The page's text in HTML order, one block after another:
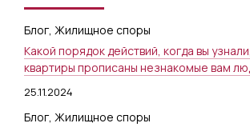
Блог, Жилищное споры
Какой порядок действий, когда вы
квартиры прописаны незнакомые вам
25.11.2024
Блог, Жилищное споры